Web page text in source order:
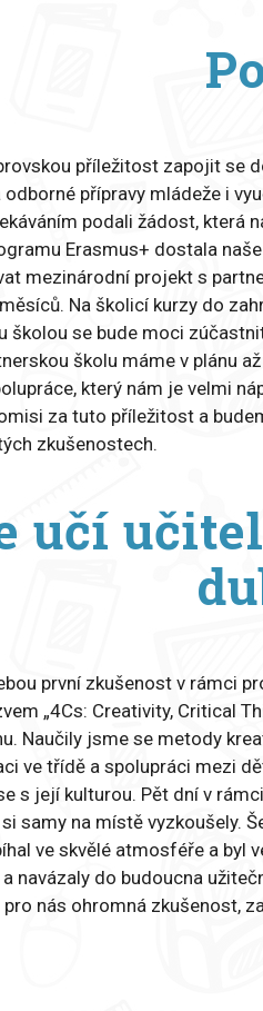
příležitost zapojit se
přípravy mládeže i
podali žádost, která
Erasmus+ dostala
mezinárodní projekt s
Na školicí kurzy do
školou se bude moci
školu máme v plánu
který nám je velmi
za tuto příležitost a
zkušenostech.
učí
první zkušenost v rámci
„4Cs: Creativity, Critical
Naučily jsme se metody
ve třídě a spolupráci mezi
s její kulturou. Pět dní v
samy na místě vyzkoušely.
ve skvělé atmosféře a byl
navázaly do budoucna
pro nás ohromná zkušenost,